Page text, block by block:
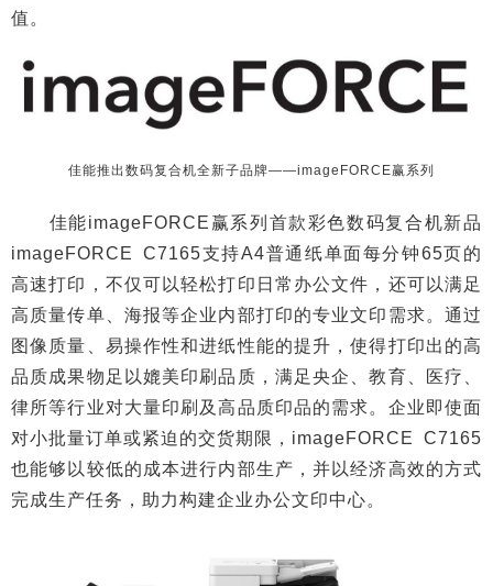
值。
佳能推出数码复合机全新子品牌——imageFORCE赢系列
佳能imageFORCE赢系列首款彩色数码复合机新品
imageFORCE C7165支持A4普通纸单面每分钟65页的
高速打印，不仅可以轻松打印日常办公文件，还可以满足
高质量传单、海报等企业内部打印的专业文印需求。通过
图像质量、易操作性和进纸性能的提升，使得打印出的高
品质成果物足以媲美印刷品质，满足央企、教育、医疗、
律所等行业对大量印刷及高品质印品的需求。企业即使面
对小批量订单或紧迫的交货期限，imageFORCE C7165
也能够以较低的成本进行内部生产，并以经济高效的方式
完成生产任务，助力构建企业办公文印中心。